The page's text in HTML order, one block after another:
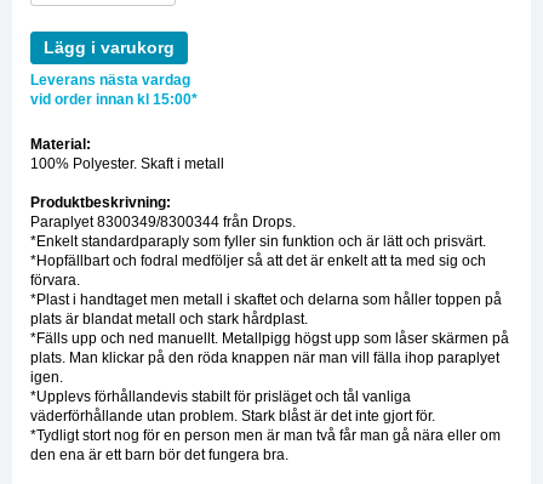
Lägg i varukorg
Leverans nästa vardag
vid order innan kl 15:00*
Material:
100% Polyester. Skaft i metall
Produktbeskrivning:
Paraplyet 8300349/8300344 från Drops.
*Enkelt standardparaply som fyller sin funktion och är lätt och prisvärt.
*Hopfällbart och fodral medföljer så att det är enkelt att ta med sig och
förvara.
*Plast i handtaget men metall i skaftet och delarna som håller toppen på
plats är blandat metall och stark hårdplast.
*Fälls upp och ned manuellt. Metallpigg högst upp som låser skärmen på
plats. Man klickar på den röda knappen när man vill fälla ihop paraplyet
igen.
*Upplevs förhållandevis stabilt för prisläget och tål vanliga
väderförhållande utan problem. Stark blåst är det inte gjort för.
*Tydligt stort nog för en person men är man två får man gå nära eller om
den ena är ett barn bör det fungera bra.